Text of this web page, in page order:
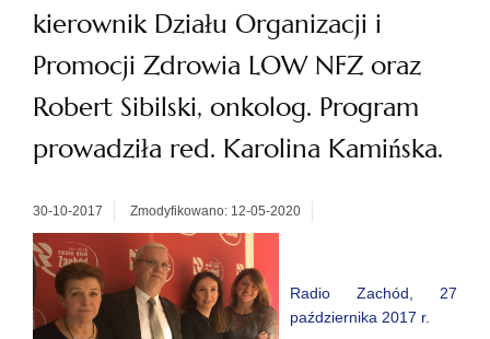
kierownik Działu Organizacji i
Promocji Zdrowia LOW NFZ oraz
Robert Sibilski, onkolog. Program
prowadziła red. Karolina Kamińska.
30-10-2017 Zmodyfikowano: 12-05-2020
Radio Zachód, 27
października 2017 r.